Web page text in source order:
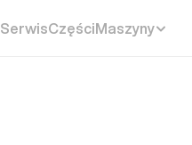
SerwisCzęściMaszyny